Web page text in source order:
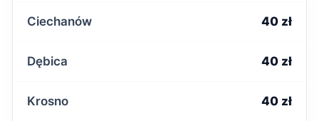
Ciechanów 40 zł
Dębica 40 zł
Krosno 40 zł